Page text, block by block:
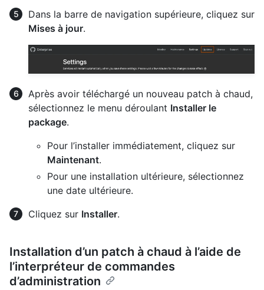
Dans la barre de navigation supérieure, cliquez sur
Mises à jour.
Après avoir téléchargé un nouveau patch à chaud,
sélectionnez le menu déroulant Installer le
package.
Pour l’installer immédiatement, cliquez sur
Maintenant.
Pour une installation ultérieure, sélectionnez
une date ultérieure.
Cliquez sur Installer.
Installation d’un patch à chaud à l’aide de
l’interpréteur de commandes
d’administration